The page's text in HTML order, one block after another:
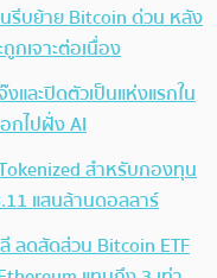
รีบย้าย Bitcoin ด่วน หลัง
กเจาะต่อเนื่อง
และปิดตัวเป็นแห่งแรกใน
กไปฝั่ง AI
สำหรับกองทุน
แสนล้านดอลลาร์
ลดสัดส่วน Bitcoin ETF